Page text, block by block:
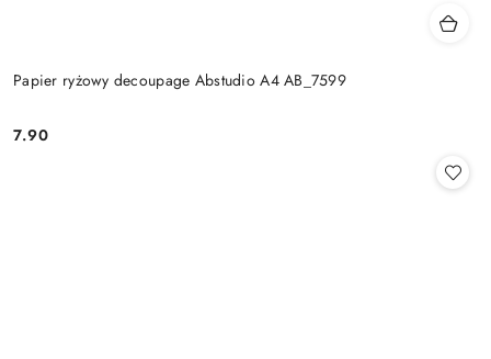
Papier ryżowy decoupage Abstudio A4 AB_7599
Cena:
7.90